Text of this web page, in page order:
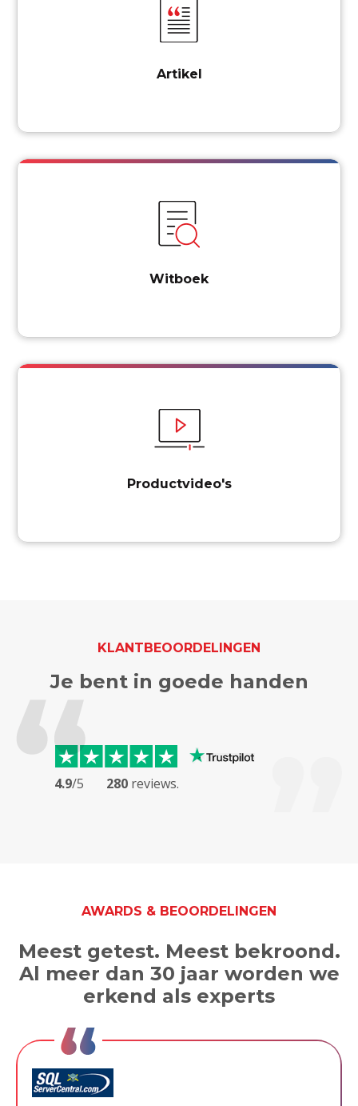
Artikel
Witboek
Productvideo's
KLANTBEOORDELINGEN
Je bent in goede handen
4.9/5 280reviews.
AWARDS & BEOORDELINGEN
Meest getest. Meest bekroond.
Al meer dan 30 jaar worden we
erkend als experts